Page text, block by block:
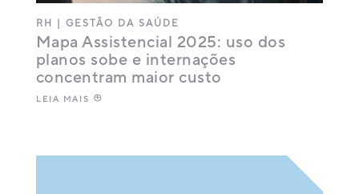
Mapa Assistencial 2025: uso dos
planos sobe e internações
concentram maior custo
RH GESTÃO DA SAÚDE
LEIA MAIS